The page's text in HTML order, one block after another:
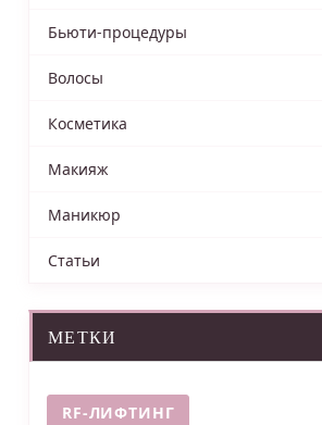
Бьюти-процедуры
Волосы
Косметика
Макияж
Маникюр
Статьи
МЕТКИ
RF-ЛИФТИНГ